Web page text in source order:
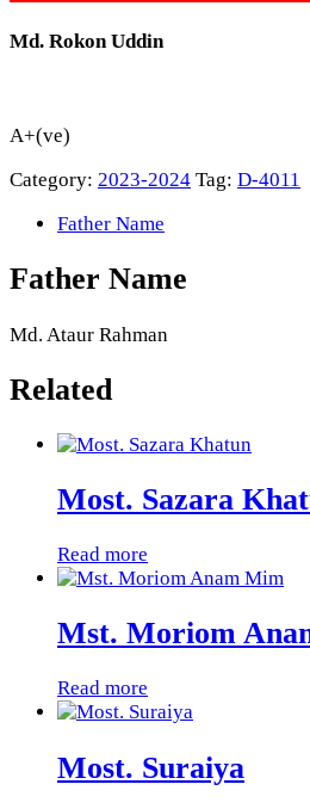
Md. Rokon Uddin
A+(ve)
Category: 2023-2024 Tag: D-4011
Father Name
Father Name
Md. Ataur Rahman
Related
Most. Sazara
Read more
Mst. Moriom
Read more
Most. Suraiya